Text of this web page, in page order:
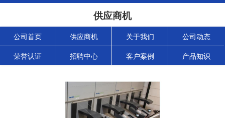
供应商机
公司首页 供应商机 关于我们 公司动态
荣誉认证 招聘中心 客户案例 产品知识